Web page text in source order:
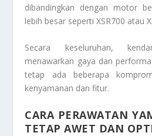
dibandingkan dengan motor
lebih besar seperti XSR700 atau
Secara keseluruhan,
menawarkan gaya dan
tetap ada beberapa
kenyamanan dan fitur.
CARA PERAWATAN
TETAP AWET DAN